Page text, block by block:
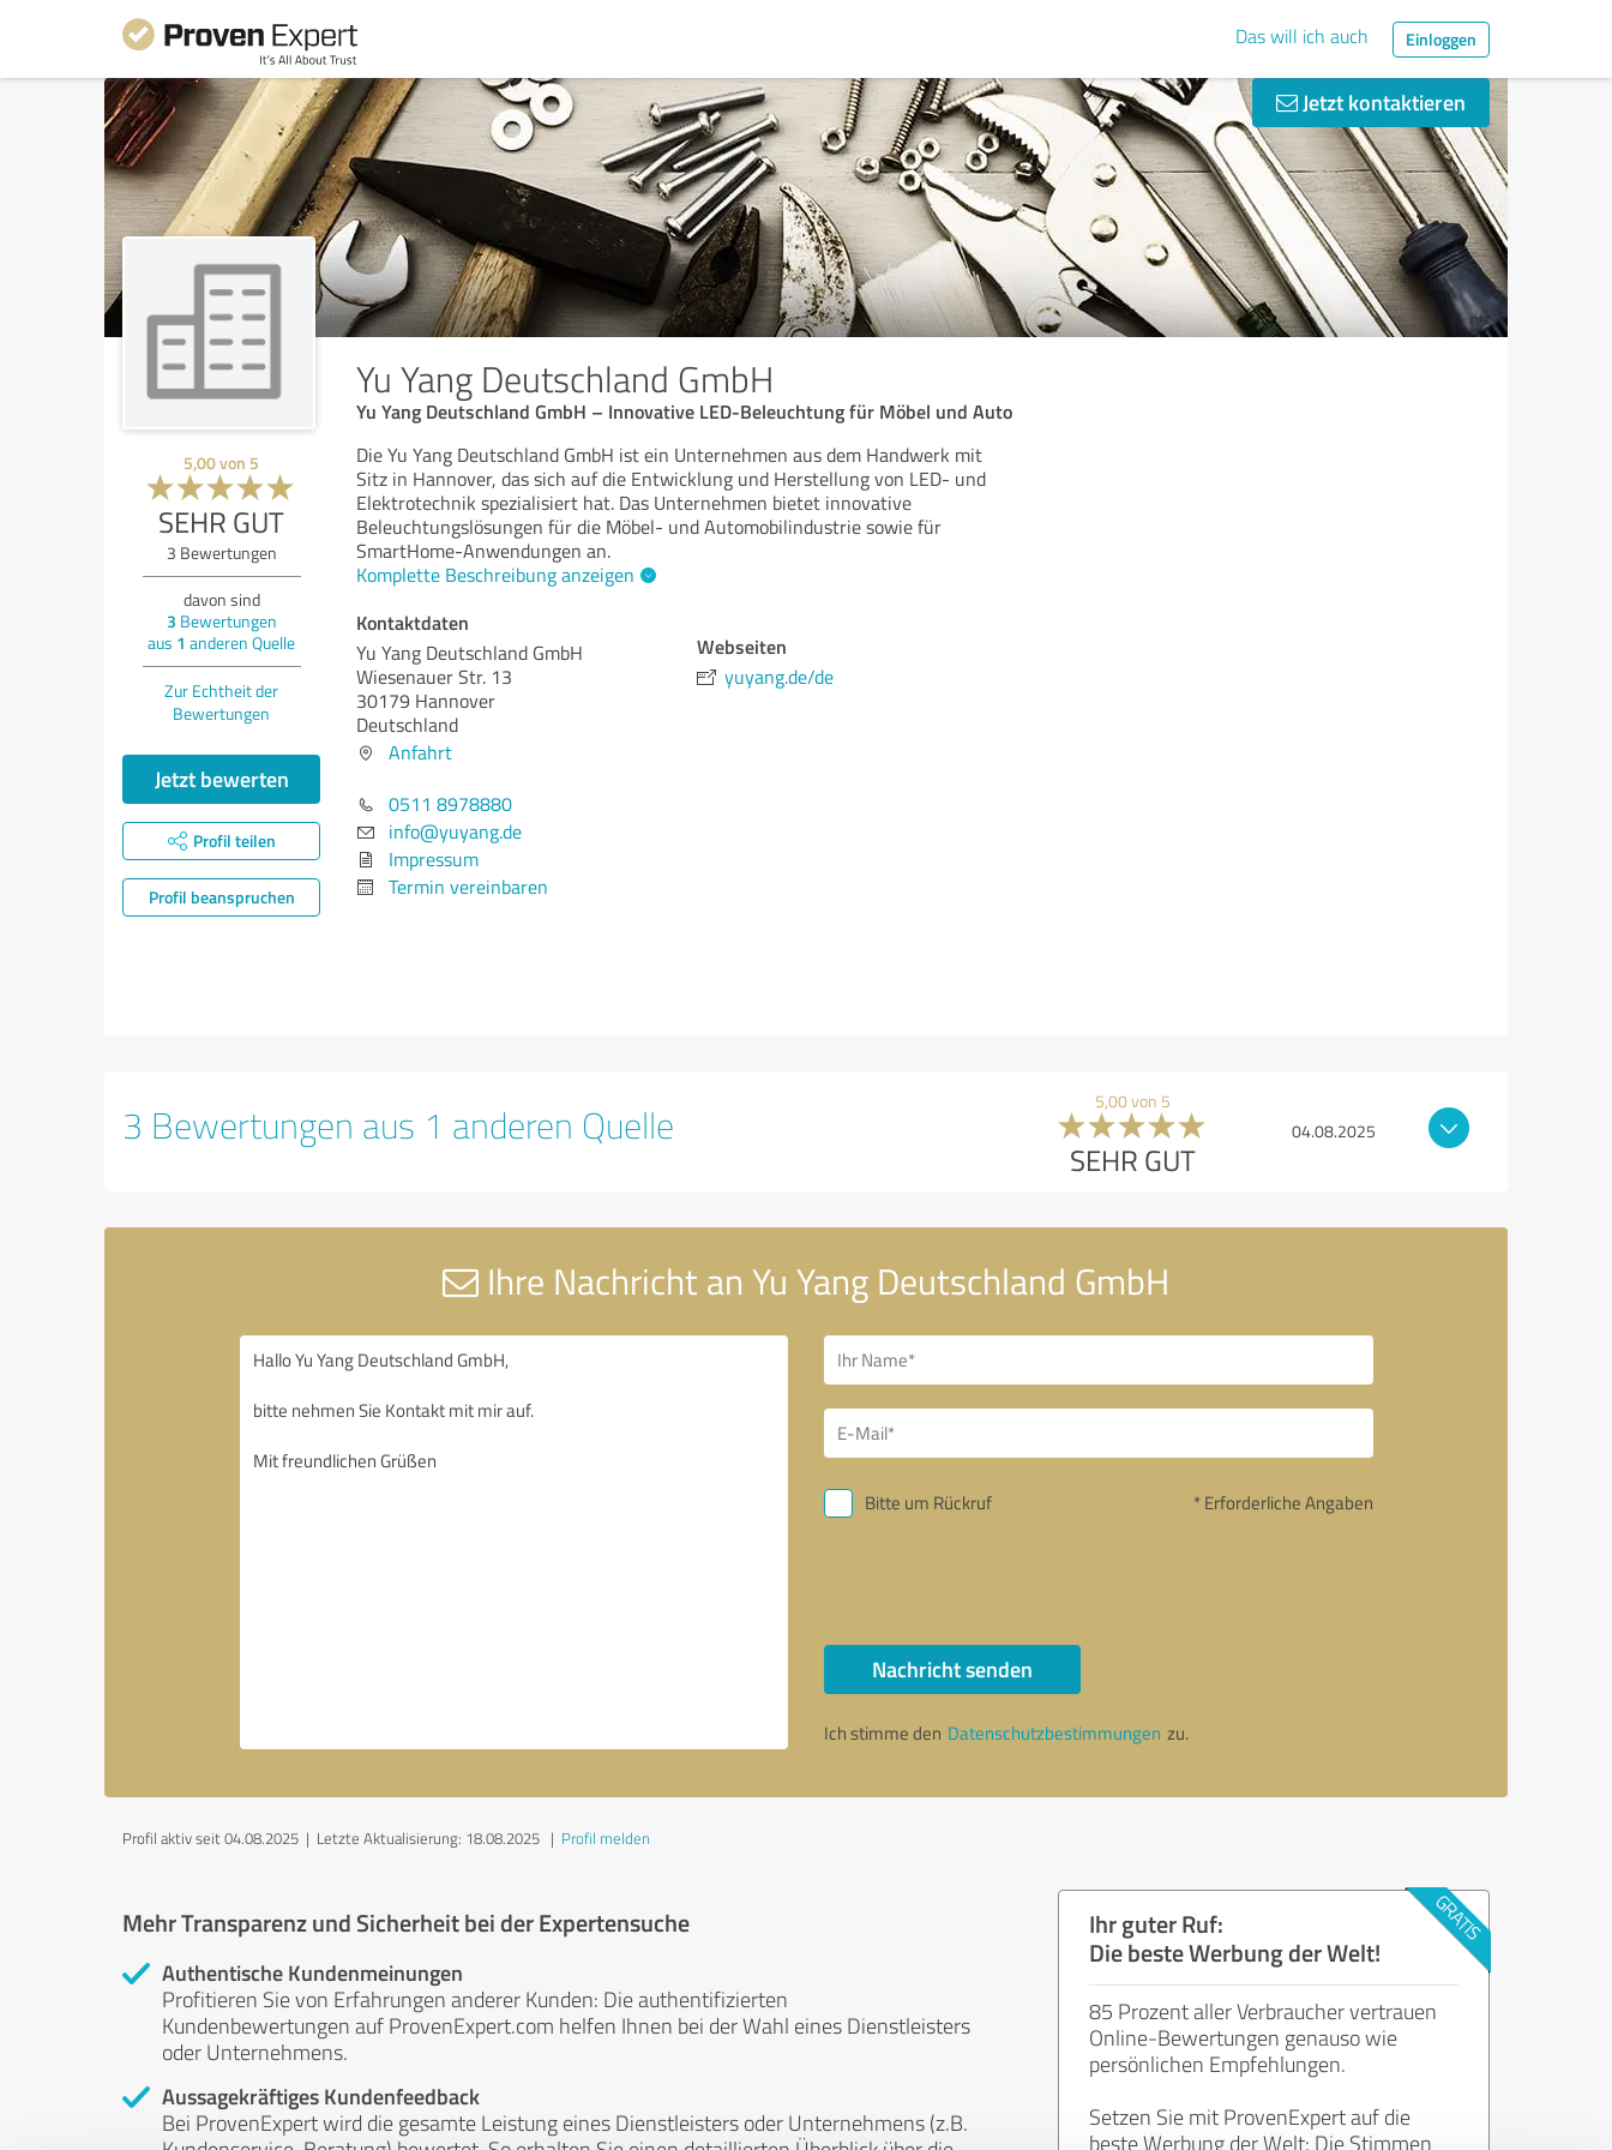
Das will ich auch Einloggen
Jetzt kontaktieren
Yu Yang Deutschland GmbH
Yu Yang Deutschland GmbH – Innovative LED-Beleuchtung für Möbel und Auto
5,00von 5
SEHR GUT
3 Bewertungen
davon sind
3 Bewertungen
aus 1 anderen Quelle
Zur Echtheit der
Bewertungen
Jetzt bewerten
Profil teilen
Profil beanspruchen
Die Yu Yang Deutschland GmbH ist ein Unternehmen aus dem Handwerk mit
Sitz in Hannover, das sich auf die Entwicklung und Herstellung von LED- und
Elektrotechnik spezialisiert hat. Das Unternehmen bietet innovative
Beleuchtungslösungen für die Möbel- und Automobilindustrie sowie für
SmartHome-Anwendungen an.
Komplette Beschreibung anzeigen
Kontaktdaten
Yu Yang Deutschland GmbH
Wiesenauer Str. 13
30179 Hannover
Deutschland
Anfahrt
0511 8978880
info@yuyang.de
Impressum
Termin vereinbaren
Webseiten
yuyang.de/de
3 Bewertungen aus 1 anderen Quelle 5,00 von 5
SEHR GUT
04.08.2025
Ihre Nachricht an Yu Yang Deutschland GmbH
Bitte um Rückruf * Erforderliche Angaben
Nachricht senden
Ich stimme den Datenschutzbestimmungen zu.
Profil aktiv seit 04.08.2025 | Letzte Aktualisierung: 18.08.2025 | Profil melden
Mehr Transparenz und Sicherheit bei der Expertensuche
Authentische Kundenmeinungen
Profitieren Sie von Erfahrungen anderer Kunden: Die authentifizierten
Kundenbewertungen auf ProvenExpert.com helfen Ihnen bei der Wahl eines Dienstleisters
oder Unternehmens.
Aussagekräftiges Kundenfeedback
Bei ProvenExpert wird die gesamte Leistung eines Dienstleisters oder Unternehmens (z.B.
Ihr guter Ruf:
Die beste Werbung der Welt!
85 Prozent aller Verbraucher vertrauen
Online-Bewertungen genauso wie
persönlichen Empfehlungen.
Setzen Sie mit ProvenExpert auf die
beste Werbung der Welt: Die Stimmen